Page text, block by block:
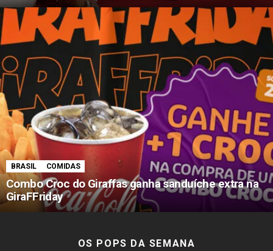
BRASIL COMIDAS
Combo Croc do Giraffas ganha sanduíche extra na
GiraFFriday
OS POPS DA SEMANA